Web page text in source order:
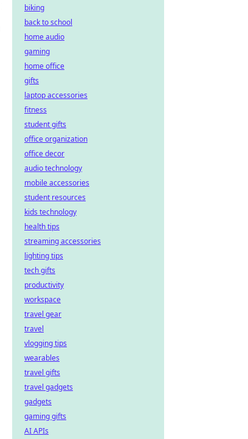
biking
back to school
home audio
gaming
home office
gifts
laptop accessories
fitness
student gifts
office organization
office decor
audio technology
mobile accessories
student resources
kids technology
health tips
streaming accessories
lighting tips
tech gifts
productivity
workspace
travel gear
travel
vlogging tips
wearables
travel gifts
travel gadgets
gadgets
gaming gifts
AI APIs